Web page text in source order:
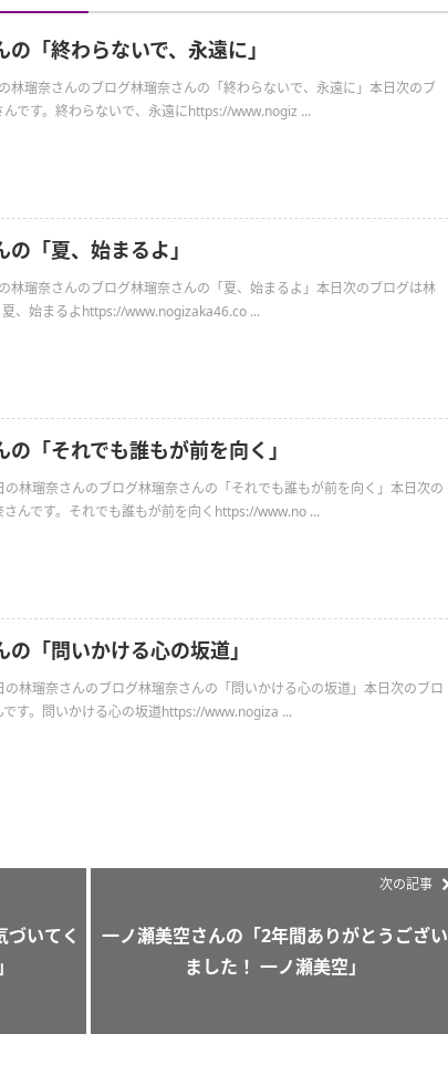
の「終わらないで、永遠に」
林瑠奈さんのブログ林瑠奈さんの「終わらないで、永遠に」本日次のブ
んです。終わらないで、永遠にhttps://www.nogiz ...
の「夏、始まるよ」
林瑠奈さんのブログ林瑠奈さんの「夏、始まるよ」本日次のブログは林
夏、始まるよhttps://www.nogizaka46.co ...
の「それでも誰もが前を向く」
林瑠奈さんのブログ林瑠奈さんの「それでも誰もが前を向く」本日次の
さんです。それでも誰もが前を向くhttps://www.no ...
の「問いかける心の坂道」
林瑠奈さんのブログ林瑠奈さんの「問いかける心の坂道」本日次のブロ
です。問いかける心の坂道https://www.nogiza ...
づいてく
次の記事
一ノ瀬美空さんの「2年間ありがとうござい
ました！ 一ノ瀬美空」